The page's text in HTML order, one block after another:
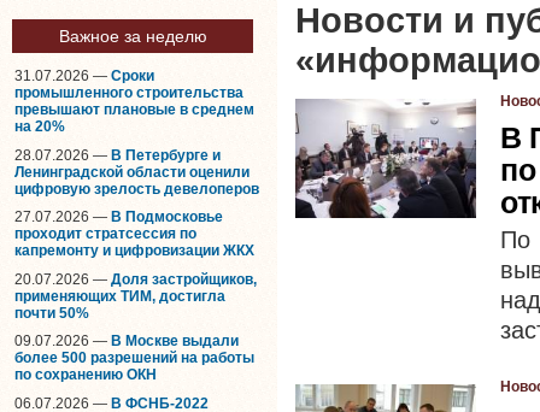
Важное за неделю
31.07.2026 — Сроки
промышленного строительства
превышают плановые в среднем
на 20%
28.07.2026 — В Петербурге и
Ленинградской области оценили
цифровую зрелость девелоперов
27.07.2026 — В Подмосковье
проходит стратсессия по
капремонту и цифровизации ЖКХ
20.07.2026 — Доля застройщиков,
применяющих ТИМ, достигла
почти 50%
09.07.2026 — В Москве выдали
более 500 разрешений на работы
по сохранению ОКН
06.07.2026 — В ФСНБ-2022
Новости и
«
В
По